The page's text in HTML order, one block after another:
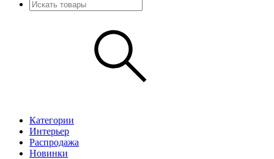
Категории
Интерьер
Распродажа
Новинки